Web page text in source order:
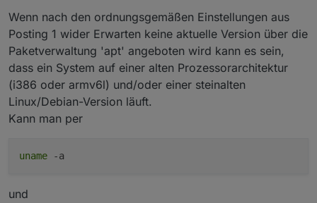
Wenn nach den ordnungsgemäßen Einstellungen aus
Posting 1 wider Erwarten keine aktuelle Version über die
Paketverwaltung 'apt' angeboten wird kann es sein,
dass ein System auf einer alten Prozessorarchitektur
(i386 oder armv6l) und/oder einer steinalten
Linux/Debian-Version läuft.
Kann man per
uname -a
und